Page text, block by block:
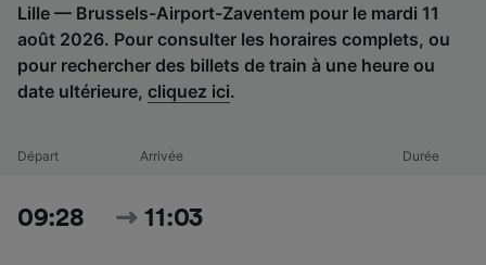
Lille — Brussels-Airport-Zaventem pour le mardi 11
août 2026. Pour consulter les horaires complets, ou
pour rechercher des billets de train à une heure ou
date ultérieure, cliquez ici.
Départ Arrivée Durée
09:28 11:03